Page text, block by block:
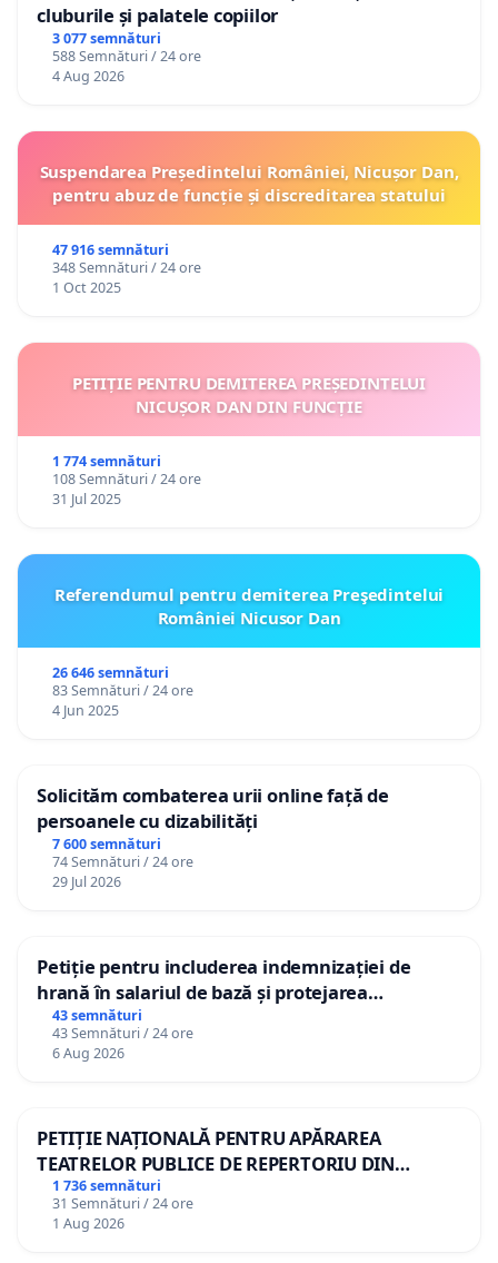
cluburile și palatele copiilor
3 077 semnături
588 Semnături / 24 ore
4 Aug 2026
Suspendarea Președintelui României, Nicușor Dan,
pentru abuz de funcție și discreditarea statului
47 916 semnături
348 Semnături / 24 ore
1 Oct 2025
PETIȚIE PENTRU DEMITEREA PREȘEDINTELUI
NICUȘOR DAN DIN FUNCȚIE
1 774 semnături
108 Semnături / 24 ore
31 Jul 2025
Referendumul pentru demiterea Preşedintelui
României Nicusor Dan
26 646 semnături
83 Semnături / 24 ore
4 Jun 2025
Solicităm combaterea urii online față de
persoanele cu dizabilități
7 600 semnături
74 Semnături / 24 ore
29 Jul 2026
Petiție pentru includerea indemnizației de
hrană în salariul de bază și protejarea
gradațiilor de vechime pentru asistenții
personali
43 semnături
43 Semnături / 24 ore
6 Aug 2026
PETIȚIE NAȚIONALĂ PENTRU APĂRAREA
TEATRELOR PUBLICE DE REPERTORIU DIN
ROMÂNIA
1 736 semnături
31 Semnături / 24 ore
1 Aug 2026